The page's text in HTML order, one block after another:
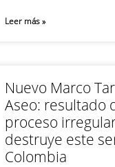
Leer más »
Nuevo Marco
Aseo: resultado
proceso
destruye este
Colombia